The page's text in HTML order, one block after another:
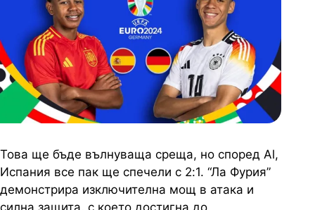
Това ще бъде вълнуваща среща, но според Al,
Испания все пак ще спечели с 2:1. “Ла Фурия”
демонстрира изключителна мощ в атака и
силна защита, с което достигна до